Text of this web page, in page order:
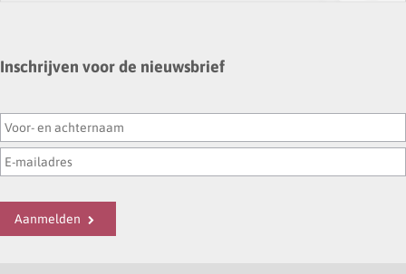
Inschrijven voor de nieuwsbrief
Aanmelden